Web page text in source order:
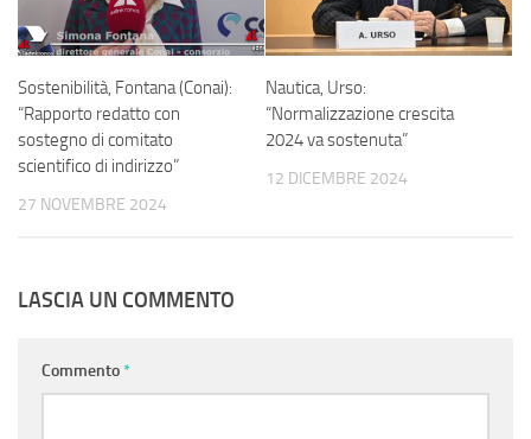
Sostenibilità, Fontana (Conai):
“Rapporto redatto con
sostegno di comitato
scientifico di indirizzo”
27 NOVEMBRE 2024
Nautica, Urso:
“Normalizzazione crescita
2024 va sostenuta”
12 DICEMBRE 2024
LASCIA UN COMMENTO
Commento*